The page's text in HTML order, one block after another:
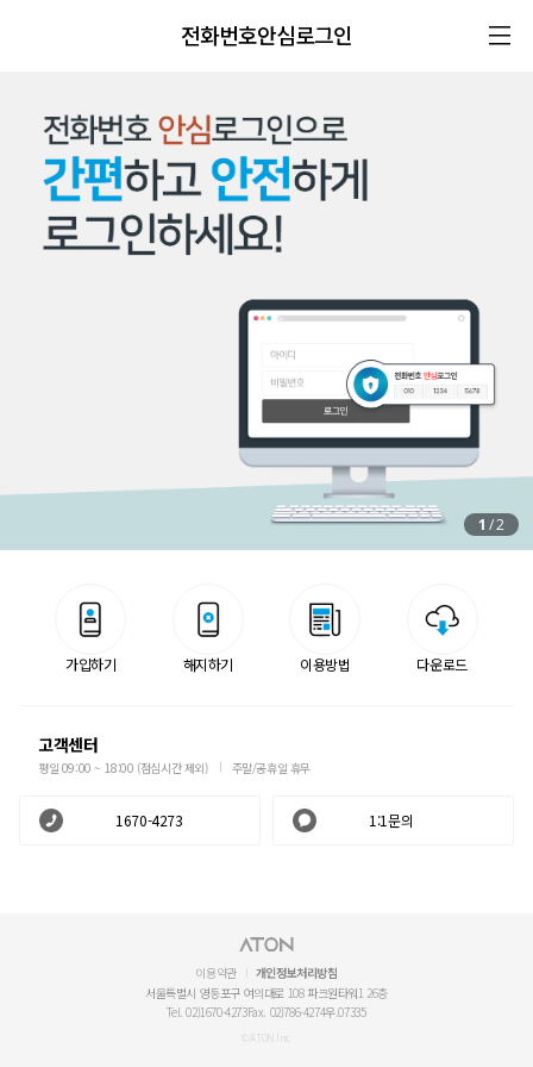
전화번호안심로그인
1 /2
가입하기 해지하기 이용방법 다운로드
고객센터
평일 09:00 ~ 18:00 (점심시간 제외) 주말/공휴일 휴무
1670-4273 1:1문의
이용약관
개인정보처리방침
서울특별시 영등포구 여의대로 108 파크원타워1 26층
Tel. 02)1670-4273Fax. 02)786-4274우.07335
© ATON Inc.